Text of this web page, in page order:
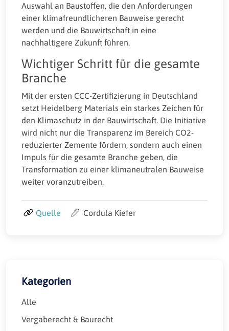
Auswahl an Baustoffen, die den Anforderungen
einer klimafreundlicheren Bauweise gerecht
werden und die Bauwirtschaft in eine
nachhaltigere Zukunft führen.
Wichtiger Schritt für die gesamte
Branche
Mit der ersten CCC-Zertifizierung in Deutschland
setzt Heidelberg Materials ein starkes Zeichen für
den Klimaschutz in der Bauwirtschaft. Die Initiative
wird nicht nur die Transparenz im Bereich CO2-
reduzierter Zemente fördern, sondern auch einen
Impuls für die gesamte Branche geben, die
Transformation zu einer klimaneutralen Bauweise
weiter voranzutreiben.
Quelle Cordula Kiefer
Kategorien
Alle
Vergaberecht & Baurecht